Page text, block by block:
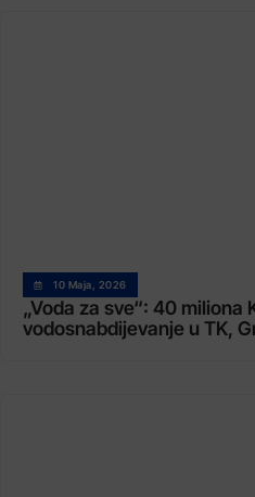
10 Maja, 2026
„Voda za sve“: 40 miliona
vodosnabdijevanje u TK,